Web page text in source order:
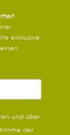
exklusive
und über
der